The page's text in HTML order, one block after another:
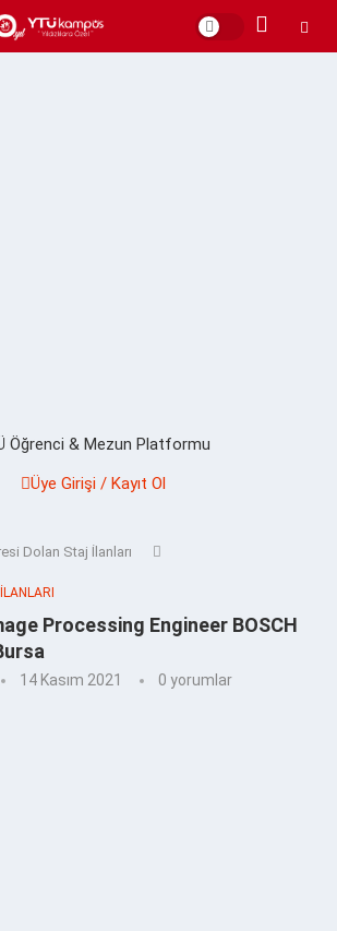
Öğrenci & Mezun Platformu
Üye Girişi / Kayıt Ol
Dolan Staj İlanları
Processing Engineer BOSCH
14 Kasım 2021 0 yorumlar